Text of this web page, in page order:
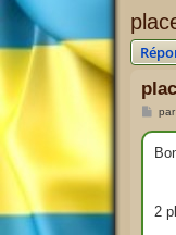
M
s
s
par
2